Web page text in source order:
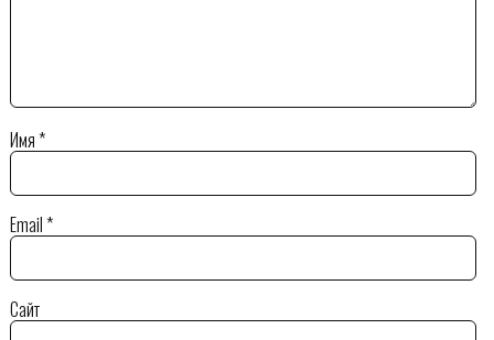
Имя*
Email*
Сайт